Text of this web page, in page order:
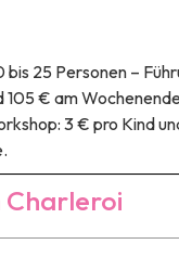
bis 25 Personen –
€ am
3 € pro Kind